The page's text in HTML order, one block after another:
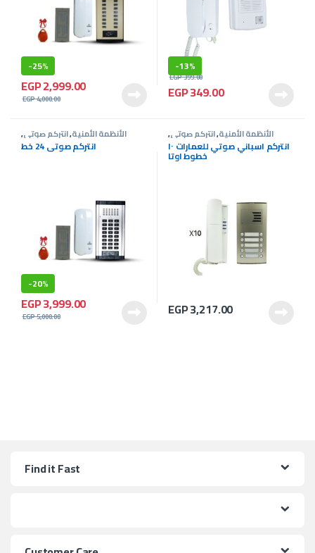
-25%
EGP2,999.00
EGP4,000.00
-13%
EGP349.00
EGP399.00
الأنظمة الأمنية,انتركم صوتى,
عروض انتركمانتركم صوتى 24 خط
-20%
EGP3,999.00
EGP5,000.00
الأنظمة الأمنية,انتركم صوتى,
عروض انتركم
انتركم اسباني صوتي للعمارات ١٠
خطوط اوتا
EGP3,217.00
Find it Fast